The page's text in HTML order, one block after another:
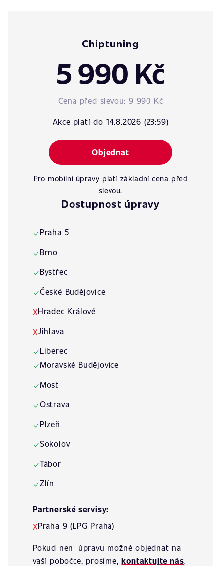
Chiptuning
5 990 Kč
Cena před slevou: 9 990 Kč
Akce platí do 14.8.2026 (23:59)
Objednat
Pro mobilní úpravy platí základní cena před
slevou.
Dostupnost úpravy
✓Praha 5
✓Brno
✓Bystřec
✓České Budějovice
XHradec Králové
XJihlava
✓Liberec
✓Moravské Budějovice
✓Most
✓Ostrava
✓Plzeň
✓Sokolov
✓Tábor
✓Zlín
Partnerské servisy:
XPraha 9 (LPG Praha)
Pokud není úpravu možné objednat na
vaší pobočce, prosíme,kontaktujte nás.